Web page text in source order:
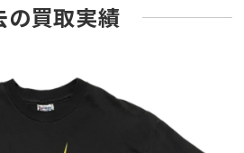
の買取実績